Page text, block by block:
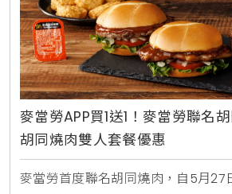
麥當勞APP買1送1！麥當勞聯名
胡同燒肉雙人套餐優惠
麥當勞首度聯名胡同燒肉，自5月27